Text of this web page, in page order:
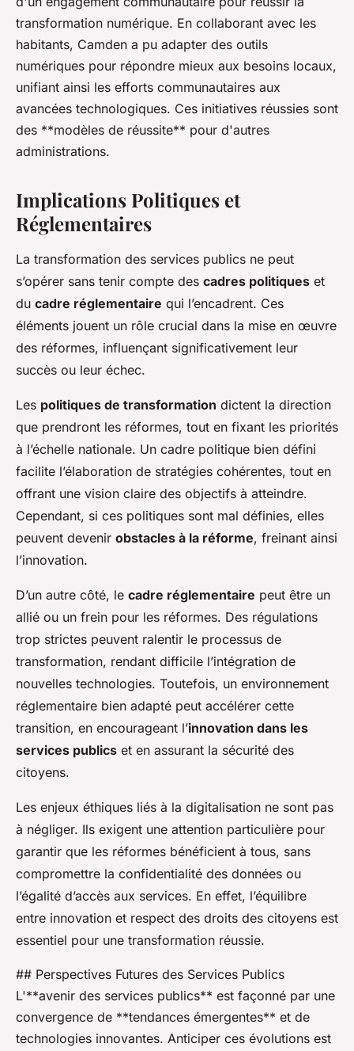
transformation numérique. En collaborant avec les
habitants, Camden a pu adapter des outils
numériques pour répondre mieux aux besoins locaux,
unifiant ainsi les efforts communautaires aux
avancées technologiques. Ces initiatives réussies sont
des **modèles de réussite** pour d'autres
administrations.
Implications Politiques et
Réglementaires
La transformation des services publics ne peut
s’opérer sans tenir compte des cadres politiques et
du cadre réglementaire qui l’encadrent. Ces
éléments jouent un rôle crucial dans la mise en œuvre
des réformes, influençant significativement leur
succès ou leur échec.
Les politiques de transformation dictent la direction
que prendront les réformes, tout en fixant les priorités
à l’échelle nationale. Un cadre politique bien défini
facilite l’élaboration de stratégies cohérentes, tout en
offrant une vision claire des objectifs à atteindre.
Cependant, si ces politiques sont mal définies, elles
peuvent devenir obstacles à la réforme, freinant ainsi
l’innovation.
D’un autre côté, le cadre réglementaire peut être un
allié ou un frein pour les réformes. Des régulations
trop strictes peuvent ralentir le processus de
transformation, rendant difficile l’intégration de
nouvelles technologies. Toutefois, un environnement
réglementaire bien adapté peut accélérer cette
transition, en encourageant l’innovation dans les
services publics et en assurant la sécurité des
citoyens.
Les enjeux éthiques liés à la digitalisation ne sont pas
à négliger. Ils exigent une attention particulière pour
garantir que les réformes bénéficient à tous, sans
compromettre la confidentialité des données ou
l’égalité d’accès aux services. En effet, l’équilibre
entre innovation et respect des droits des citoyens est
essentiel pour une transformation réussie.
## Perspectives Futures des Services Publics
L'**avenir des services publics** est façonné par une
convergence de **tendances émergentes** et de
technologies innovantes. Anticiper ces évolutions est